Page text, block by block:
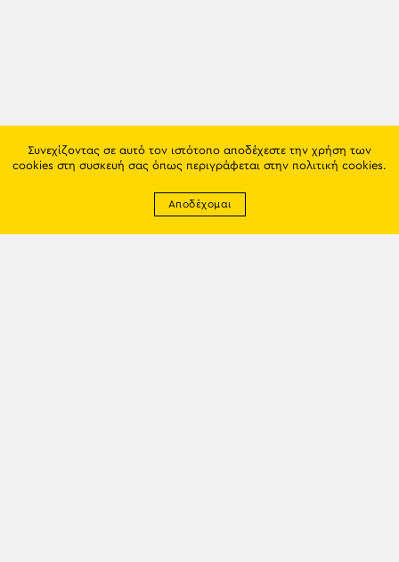
Συνεχίζοντας σε αυτό τον ιστότοπο αποδέχεστε την χρήση των
cookies στη συσκευή σας όπως περιγράφεται στην πολιτική cookies.
Αποδέχομαι